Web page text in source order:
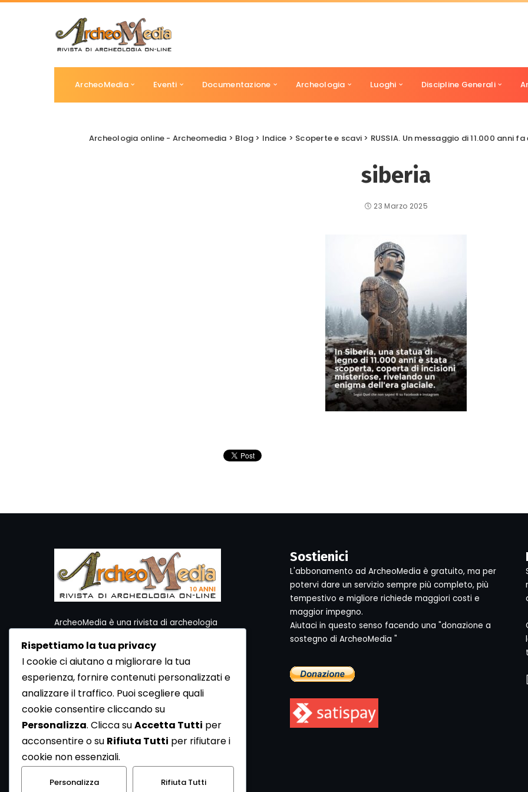
ArcheoMedia Eventi Documentazione Archeologia Luoghi Discipline Generali
Archeologia online - Archeomedia > Blog > Indice > Scoperte e scavi > RUSSIA. Un messaggio di 11.000 anni
siberia
23 Marzo 2025
ArcheoMedia è una rivista di archeologia
Per contattare la Redazione potete utilizzare i
seguenti recapiti:
Redazione ArcheoMedia c/o Mediares S.c.
Via Gioberti 80/D - 10128 Torino
Tel 011.5806363 - Fax 011.5808561
http://www.mediares.to.it
http://www.didatticatorino.it
Sostienici
L'abbonamento ad ArcheoMedia è gratuito, ma per
potervi dare un servizio sempre più completo, più
tempestivo e migliore richiede maggiori costi e
maggior impegno.
Aiutaci in questo senso facendo una "donazione a
sostegno di ArcheoMedia "
[
Rispettiamo la tua privacy
I cookie ci aiutano a migliorare la tua
esperienza, fornire contenuti personalizzati e
analizzare il traffico. Puoi scegliere quali
cookie consentire cliccando su
Personalizza. Clicca suAccetta Tutti per
acconsentire o su Rifiuta Tutti per rifiutare i
cookie non essenziali.
Personalizza Rifiuta Tutti